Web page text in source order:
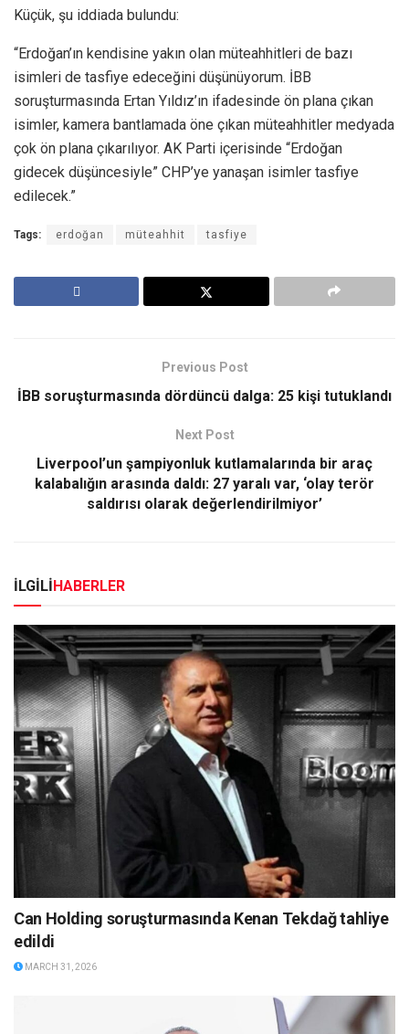
Küçük, şu iddiada bulundu:
“Erdoğan’ın kendisine yakın olan müteahhitleri de bazı
isimleri de tasfiye edeceğini düşünüyorum. İBB
soruşturmasında Ertan Yıldız’ın ifadesinde ön plana çıkan
isimler, kamera bantlamada öne çıkan müteahhitler medyada
çok ön plana çıkarılıyor. AK Parti içerisinde “Erdoğan
gidecek düşüncesiyle” CHP’ye yanaşan isimler tasfiye
edilecek.”
Tags: erdoğan müteahhit tasfiye
Previous Post
İBB soruşturmasında dördüncü dalga: 25 kişi tutuklandı
Next Post
Liverpool’un şampiyonluk kutlamalarında bir araç
kalabalığın arasında daldı: 27 yaralı var, ‘olay terör
saldırısı olarak değerlendirilmiyor’
İLGİLİHABERLER
Can Holding soruşturmasında Kenan Tekdağ tahliye
edildi
MARCH 31, 2026